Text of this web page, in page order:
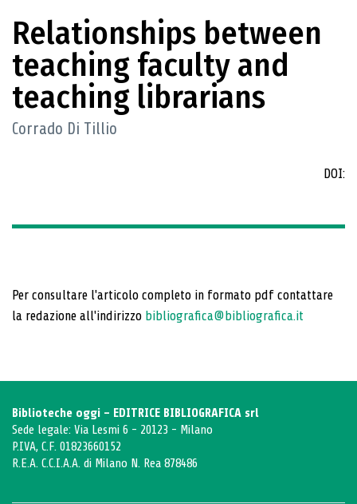
Relationships between
teaching faculty and
teaching librarians
Corrado Di Tillio
DOI:
Per consultare l'articolo completo in formato pdf contattare
la redazione all'indirizzo bibliografica@bibliografica.it
Biblioteche oggi - EDITRICE BIBLIOGRAFICA srl
Sede legale: Via Lesmi 6 - 20123 - Milano
P.IVA, C.F. 01823660152
R.E.A. C.C.I.A.A. di Milano N. Rea 878486